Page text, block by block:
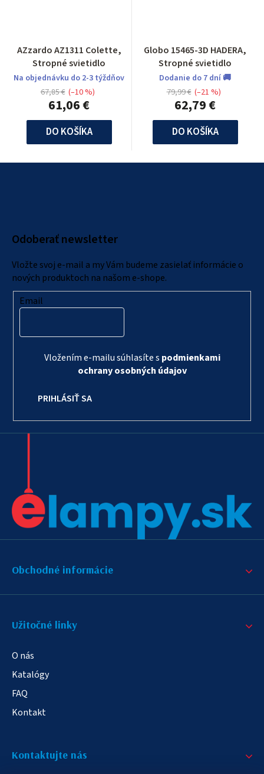
AZzardo AZ1311 Colette,
Stropné svietidlo
Na objednávku do 2-3 týždňov
61,06 €
67,85 € (–10 %)
DO KOŠÍKA
Globo 15465-3D HADERA,
Stropné svietidlo
Dodanie do 7 dní 🚚
62,79 €
79,99 € (–21 %)
DO KOŠÍKA
Odoberať newsletter
Vložte svoj e-mail a my Vám budeme zasielať informácie o
nových produktoch na našom e-shope.
Email
Vložením e-mailu súhlasíte s podmienkami
ochrany osobných údajov
PRIHLÁSIŤ SA
Obchodné informácie
Užitočné linky
O nás
Katalógy
FAQ
Kontakt
Kontaktujte nás